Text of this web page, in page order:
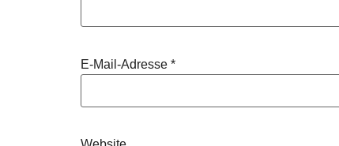
E-Mail-Adresse *